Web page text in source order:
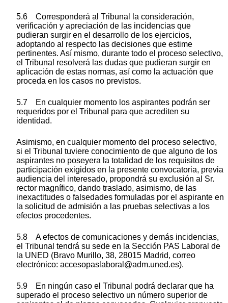
5.6 Corresponderá al Tribunal la consideración,
verificación y apreciación de las incidencias que
pudieran surgir en el desarrollo de los ejercicios,
adoptando al respecto las decisiones que estime
pertinentes. Así mismo, durante todo el proceso selectivo,
el Tribunal resolverá las dudas que pudieran surgir en
aplicación de estas normas, así como la actuación que
proceda en los casos no previstos.
5.7 En cualquier momento los aspirantes podrán ser
requeridos por el Tribunal para que acrediten su
identidad.
Asimismo, en cualquier momento del proceso selectivo,
si el Tribunal tuviere conocimiento de que alguno de los
aspirantes no poseyera la totalidad de los requisitos de
participación exigidos en la presente convocatoria, previa
audiencia del interesado, propondrá su exclusión al Sr.
rector magnífico, dando traslado, asimismo, de las
inexactitudes o falsedades formuladas por el aspirante en
la solicitud de admisión a las pruebas selectivas a los
efectos procedentes.
5.8 A efectos de comunicaciones y demás incidencias,
el Tribunal tendrá su sede en la Sección PAS Laboral de
la UNED (Bravo Murillo, 38, 28015 Madrid, correo
electrónico: accesopaslaboral@adm.uned.es).
5.9 En ningún caso el Tribunal podrá declarar que ha
superado el proceso selectivo un número superior de